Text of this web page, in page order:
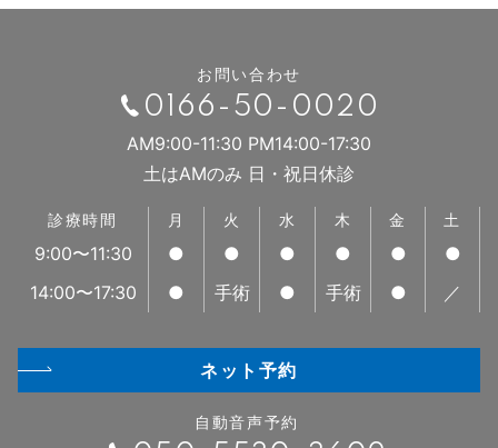
お問い合わせ
0166-50-0020
AM9:00-11:30 PM14:00-17:30
土はAMのみ 日・祝日休診
診療時間 月 火 水 木 金 土
9:00〜11:30 ● ● ● ● ●
●
14:00〜17:30
● 手術 ● 手術 ● ／
ネット予約
自動音声予約